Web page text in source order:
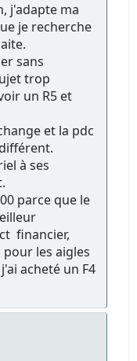
j'adapte ma
je recherche
sans
trop
un R5 et
et la pdc
à ses
parce que le
financier,
les aigles
acheté un F4